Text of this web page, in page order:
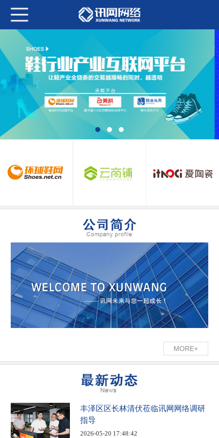
MORE+
丰泽区区长林清伏莅临讯网网络调研
指导
2026-05-20 17:48:42